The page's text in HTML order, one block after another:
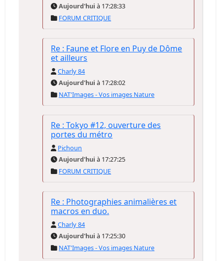
Aujourd'hui à 17:28:33
FORUM CRITIQUE
Re : Faune et Flore en Puy de Dôme
et ailleurs
Charly 84
Aujourd'hui à 17:28:02
NAT'Images - Vos images Nature
Re : Tokyo #12, ouverture des
portes du métro
Pichoun
Aujourd'hui à 17:27:25
FORUM CRITIQUE
Re : Photographies animalières et
macros en duo.
Charly 84
Aujourd'hui à 17:25:30
NAT'Images - Vos images Nature